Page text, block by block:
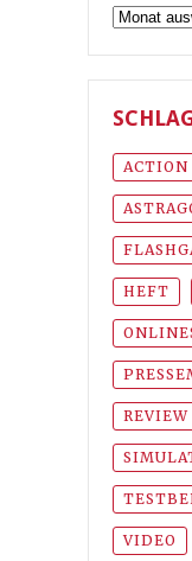
Archiv
ACTION
HEFT
REVIEW
VIDEO